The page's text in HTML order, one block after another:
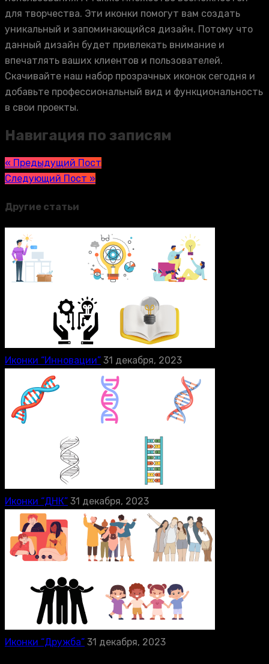
для творчества. Эти иконки помогут вам создать
уникальный и запоминающийся дизайн. Потому что
данный дизайн будет привлекать внимание и
впечатлять ваших клиентов и пользователей.
Скачивайте наш набор прозрачных иконок сегодня и
добавьте профессиональный вид и функциональность
в свои проекты.
Навигация по записям
« Предыдущий Пост
Следующий Пост »
Другие статьи
Иконки “Инновации” 31 декабря, 2023
Иконки “ДНК” 31 декабря, 2023
Иконки “Дружба” 31 декабря, 2023